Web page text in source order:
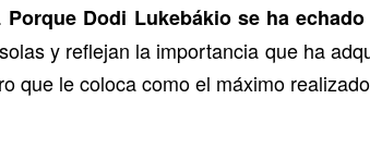
Porque Dodi Lukebákio se ha
y reflejan la importancia que ha
que le coloca como el máximo